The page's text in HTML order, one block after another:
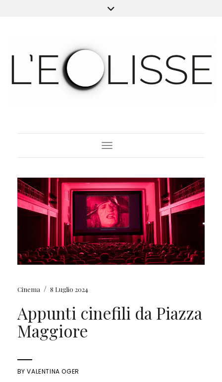
Toggle Navigation
Cinema / 8 Luglio 2024
Appunti cinefili da Piazza
Maggiore
BYVALENTINA OGER